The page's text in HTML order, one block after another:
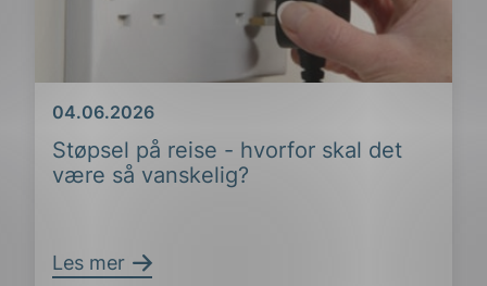
Støpsel på reise - hvorfor skal det
være så vanskelig?
Dato
04.06.2026
Les mer